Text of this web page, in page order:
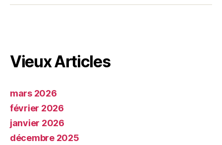
Vieux Articles
mars 2026
février 2026
janvier 2026
décembre 2025